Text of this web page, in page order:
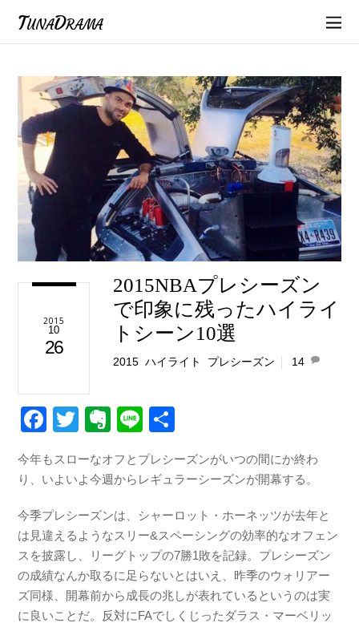
TunaDrama
2015
10
26
2015NBAプレシーズン
で印象に残ったハイライ
トシーン10選
2015 ,ハイライト プレシーズン 14
F
c
b
o
o
k
T
tt
E
er
ot
e
Li
e
今年もスローなオフとプレシーズンがいつの間にか終わ
り、いよいよ今週からレギュラーシーズンが開幕する。
今季プレシーズンは、シャーロット・ホーネッツが去年と
は見違えるようなスリー&スペーシングの効率的なオフェン
スを披露し、リーグトップの7勝1敗を記録。プレシーズン
の成績なんか取るに足らないとはいえ、昨季のウォリアー
ズ同様、開幕前から成長の兆しが表れているというのは実
に良いことだ。反対にFAでしくじったダラス・マーベリッ